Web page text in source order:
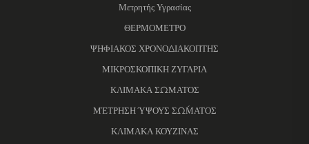
Μετρητής Υγρασίας
ΘΕΡΜΟΜΕΤΡΟ
ΨΗΦΙΑΚΟΣ ΧΡΟΝΟΔΙΑΚΟΠΤΗΣ
ΜΙΚΡΟΣΚΟΠΙΚΗ ΖΥΓΑΡΙΑ
ΚΛΙΜΑΚΑ ΣΩΜΑΤΟΣ
ΜΈΤΡΗΣΗ ΎΨΟΥΣ ΣΏΜΑΤΟΣ
ΚΛΙΜΑΚΑ ΚΟΥΖΙΝΑΣ